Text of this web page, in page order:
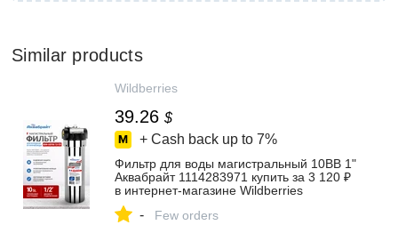
Similar products
Wildberries
39.26 $
+ Cash back up to 7%
Фильтр для воды магистральный 10ВВ 1"
Аквабрайт 1114283971 купить за 3 120 ₽
в интернет‑магазине Wildberries
- Few orders